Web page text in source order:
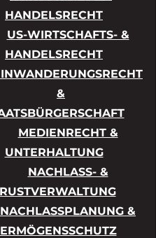
HANDELSRECHT
US-WIRTSCHAFTS- &
HANDELSRECHT
&
MEDIENRECHT &
UNTERHALTUNG
NACHLASS- &
NACHLASSPLANUNG &